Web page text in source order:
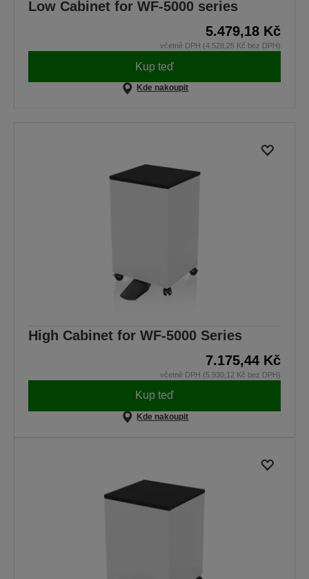
Low Cabinet for WF-5000 series
5.479,18 Kč
včetně DPH (4.528,25 Kč bez DPH)
Kup teď
Kde nakoupit
High Cabinet for WF-5000 Series
7.175,44 Kč
včetně DPH (5.930,12 Kč bez DPH)
Kup teď
Kde nakoupit